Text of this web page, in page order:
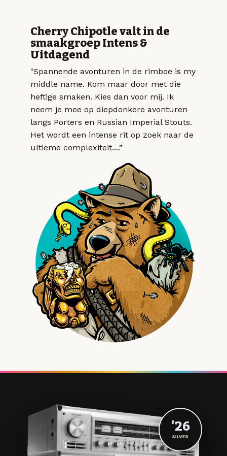
Cherry Chipotle valt in de
smaakgroep Intens &
Uitdagend
"Spannende avonturen in de rimboe is my
middle name. Kom maar door met die
heftige smaken. Kies dan voor mij. Ik
neem je mee op diepdonkere avonturen
langs Porters en Russian Imperial Stouts.
Het wordt een intense rit op zoek naar de
ultieme complexiteit....”
'26
SILVER